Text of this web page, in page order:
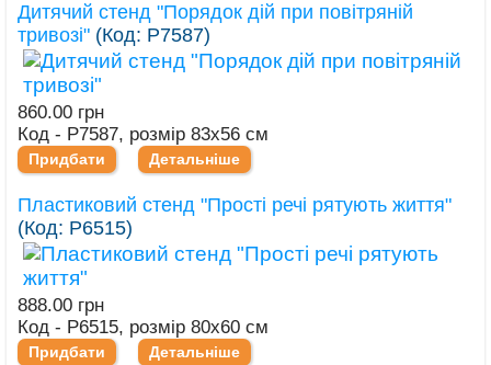
Дитячий стенд "Порядок дій при повітряній
тривозі" (Код: Р7587)
860.00 грн
Код - Р7587, розмір 83х56 см
Придбати Детальніше
Пластиковий стенд "Прості речі рятують життя"
(Код: Р6515)
888.00 грн
Код - Р6515, розмір 80х60 см
Придбати Детальніше